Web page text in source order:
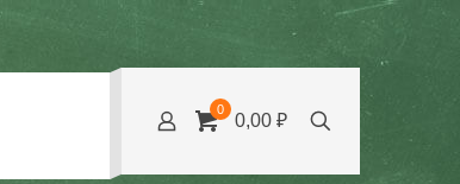
0
0,00 ₽